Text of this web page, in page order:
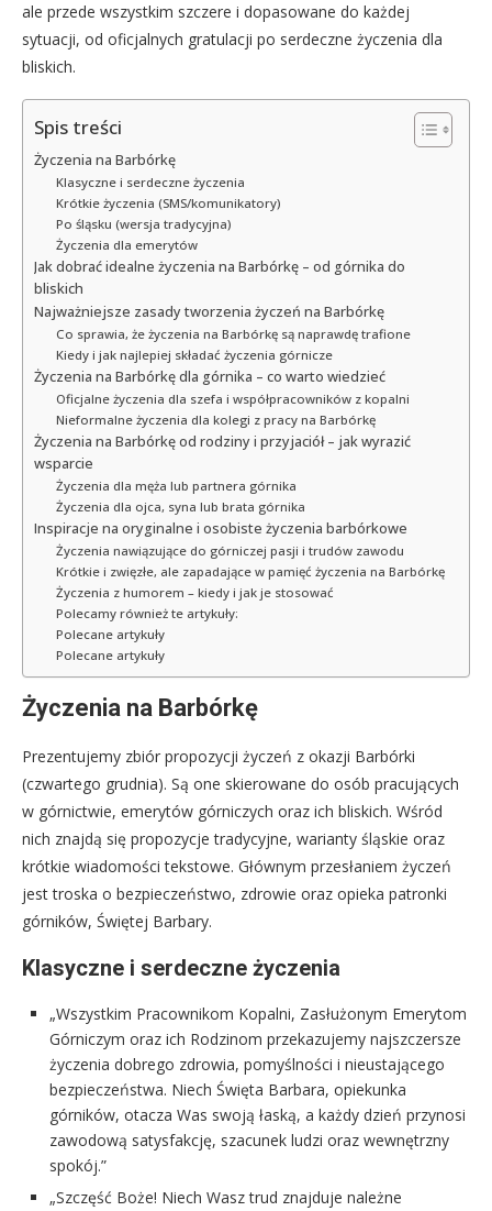
ale przede wszystkim szczere i dopasowane do każdej
sytuacji, od oficjalnych gratulacji po serdeczne życzenia dla
bliskich.
Spis treści
Życzenia na Barbórkę
Klasyczne i serdeczne życzenia
Krótkie życzenia (SMS/komunikatory)
Po śląsku (wersja tradycyjna)
Życzenia dla emerytów
Jak dobrać idealne życzenia na Barbórkę – od górnika do
bliskich
Najważniejsze zasady tworzenia życzeń na Barbórkę
Co sprawia, że życzenia na Barbórkę są naprawdę trafione
Kiedy i jak najlepiej składać życzenia górnicze
Życzenia na Barbórkę dla górnika – co warto wiedzieć
Oficjalne życzenia dla szefa i współpracowników z kopalni
Nieformalne życzenia dla kolegi z pracy na Barbórkę
Życzenia na Barbórkę od rodziny i przyjaciół – jak wyrazić
wsparcie
Życzenia dla męża lub partnera górnika
Życzenia dla ojca, syna lub brata górnika
Inspiracje na oryginalne i osobiste życzenia barbórkowe
Życzenia nawiązujące do górniczej pasji i trudów zawodu
Krótkie i zwięzłe, ale zapadające w pamięć życzenia na Barbórkę
Życzenia z humorem – kiedy i jak je stosować
Polecamy również te artykuły:
Polecane artykuły
Polecane artykuły
Życzenia na Barbórkę
Prezentujemy zbiór propozycji życzeń z okazji Barbórki
(czwartego grudnia). Są one skierowane do osób pracujących
w górnictwie, emerytów górniczych oraz ich bliskich. Wśród
nich znajdą się propozycje tradycyjne, warianty śląskie oraz
krótkie wiadomości tekstowe. Głównym przesłaniem życzeń
jest troska o bezpieczeństwo, zdrowie oraz opieka patronki
górników, Świętej Barbary.
Klasyczne i serdeczne życzenia
„Wszystkim Pracownikom Kopalni, Zasłużonym Emerytom
Górniczym oraz ich Rodzinom przekazujemy najszczersze
życzenia dobrego zdrowia, pomyślności i nieustającego
bezpieczeństwa. Niech Święta Barbara, opiekunka
górników, otacza Was swoją łaską, a każdy dzień przynosi
zawodową satysfakcję, szacunek ludzi oraz wewnętrzny
spokój.”
„Szczęść Boże! Niech Wasz trud znajduje należne